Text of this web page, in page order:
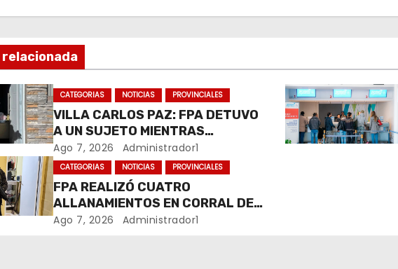
CATEGORIAS NOTICIAS PROVINCIALES
VILLA CARLOS PAZ: FPA DETUVO
A UN SUJETO MIENTRAS
COMERCIALIZABA COCAÍNA Y
MARIHUANA EN UNA PLAZA
Ago 7, 2026 Administrador1
CATEGORIAS NOTICIAS PROVINCIALES
FPA REALIZÓ CUATRO
ALLANAMIENTOS EN CORRAL DE
BUSTOS-IFFLINGER
Ago 7, 2026 Administrador1